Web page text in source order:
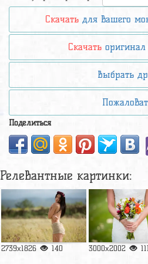
Скачать для вашего
Скачать оригинал
Выбрать
Поделиться
Релевантные картинки:
2739x1826 140 3000x2002